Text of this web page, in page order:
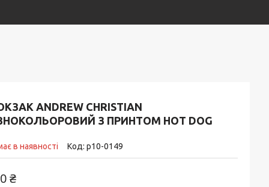
ANDREW CHRISTIAN
З ПРИНТОМ HOT DOG
в наявності Код: p10-0149
₴